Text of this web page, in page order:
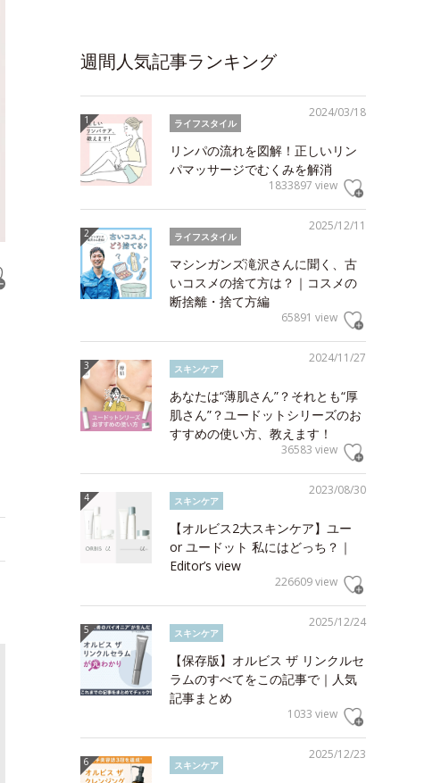
週間人気記事ランキング
2024/03/18
ライフスタイル
リンパの流れを図解！正しいリン
パマッサージでむくみを解消
1833897 view
2025/12/11
ライフスタイル
マシンガンズ滝沢さんに聞く、古
いコスメの捨て方は？｜コスメの
断捨離・捨て方編
65891 view
2024/11/27
スキンケア
あなたは“薄肌さん”？それとも“厚
肌さん”？ユードットシリーズのお
すすめの使い方、教えます！
36583 view
2023/08/30
スキンケア
【オルビス2大スキンケア】ユー
or ユードット 私にはどっち？｜
Editor’s view
226609 view
2025/12/24
スキンケア
【保存版】オルビス ザ リンクルセ
ラムのすべてをこの記事で｜人気
記事まとめ
1033 view
2025/12/23
スキンケア